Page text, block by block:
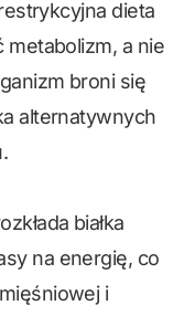
dieta
metabolizm, a nie
broni się
alternatywnych
białka
na energię, co
i